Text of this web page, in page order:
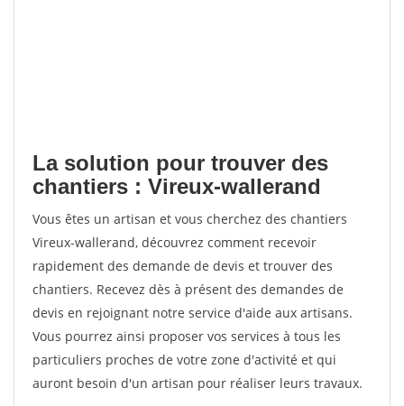
La solution pour trouver des
chantiers : Vireux-wallerand
Vous êtes un artisan et vous cherchez des chantiers
Vireux-wallerand, découvrez comment recevoir
rapidement des demande de devis et trouver des
chantiers. Recevez dès à présent des demandes de
devis en rejoignant notre service d'aide aux artisans.
Vous pourrez ainsi proposer vos services à tous les
particuliers proches de votre zone d'activité et qui
auront besoin d'un artisan pour réaliser leurs travaux.